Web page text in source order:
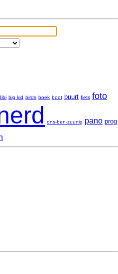
big kid birds boek boot buurt fiets foto
ons-ben-zuunig pano prog